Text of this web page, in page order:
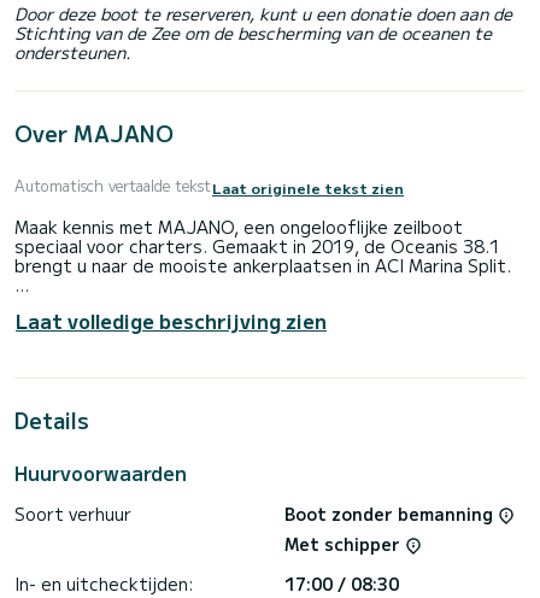
Door deze boot te reserveren, kunt u een donatie doen aan de
Stichting van de Zee om de bescherming van de oceanen te
ondersteunen.
Over MAJANO
Automatisch vertaalde tekstLaat originele tekst zien
Maak kennis met MAJANO, een ongelooflijke zeilboot
speciaal voor charters. Gemaakt in 2019, de Oceanis 38.1
brengt u naar de mooiste ankerplaatsen in ACI Marina Split.
capaciteit van 8 personen. Met een totale lengte van 11
meter is het uw beste bondgenoot om een uitzonderlijke
ACI Marina Split
Voor uw comfort heeft MAJANO 2 toiletten met een
Het heeft de volgende apparatuur: Automatische piloot,
Voor informatieaanvragen of reserveringen, klikt u op de
knop « Vraag een offerte aan », een SamBoat-expert stuurt
Laat volledige beschrijving zien
Details
Huurvoorwaarden
Soort verhuur
Boot zonder bemanning
Met schipper
In- en uitchecktijden:
17:00 / 08:30